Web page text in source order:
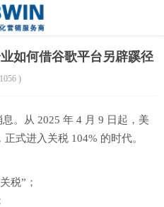
如何借谷歌平台另辟蹊径
1056 )
。从 2025 年 4 月 9 日起，美
式进入关税 104% 的时代。
税”；